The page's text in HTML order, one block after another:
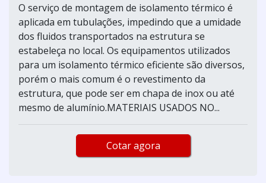
O serviço de montagem de isolamento térmico é
aplicada em tubulações, impedindo que a umidade
dos fluidos transportados na estrutura se
estabeleça no local. Os equipamentos utilizados
para um isolamento térmico eficiente são diversos,
porém o mais comum é o revestimento da
estrutura, que pode ser em chapa de inox ou até
mesmo de alumínio.MATERIAIS USADOS NO...
Cotar agora